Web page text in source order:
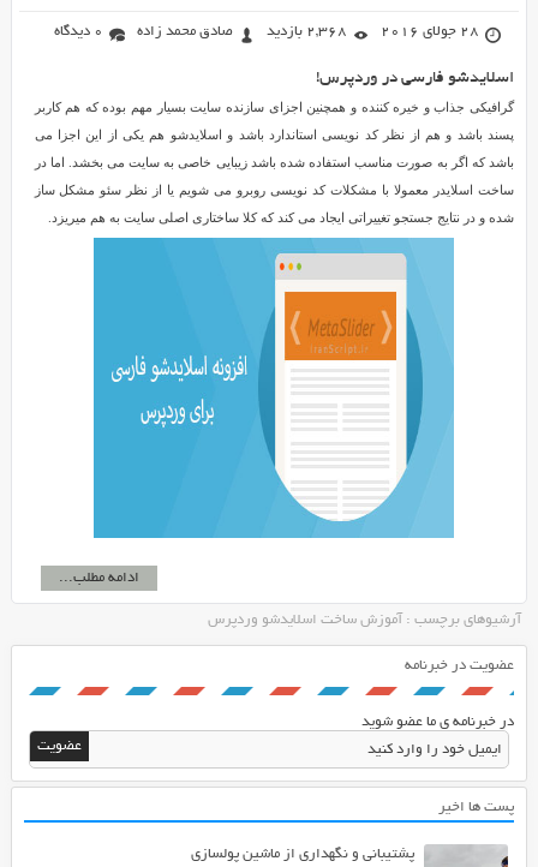
28 جولای 2016 2,368 بازدید صادق محمد زاده 0 دیدگاه
اسلایدشو فارسی در وردپرس!
گرافیکی جذاب و خیره کننده و همچنین اجزای سازنده سایت بسیار مهم بوده که هم کاربر
پسند باشد و هم از نظر کد نویسی استاندارد باشد و اسلایدشو هم یکی از این اجزا می
باشد که اگر به صورت مناسب استفاده شده باشد زیبایی خاصی به سایت می بخشد. اما در
ساخت اسلایدر معمولا با مشکلات کد نویسی روبرو می شویم یا از نظر سئو مشکل ساز
شده و در نتایج جستجو تغییراتی ایجاد می کند که کلا ساختاری اصلی سایت به هم میریزد.
ادامه مطلب...
آرشیوهای برچسب : آموزش ساخت اسلایدشو وردپرس
عضویت در خبرنامه
در خبرنامه ی ما عضو شوید
پست ها اخیر
پشتیبانی و نگهداری از ماشین پولسازی